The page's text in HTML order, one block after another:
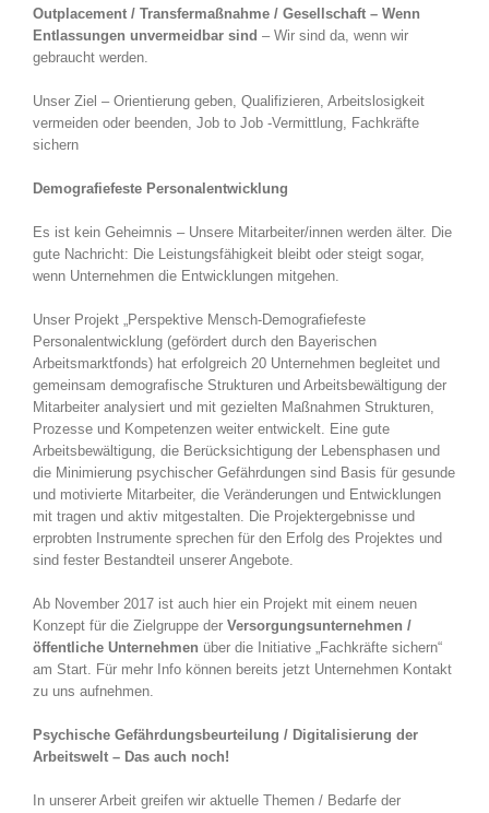
Outplacement / Transfermaßnahme / Gesellschaft – Wenn
Entlassungen unvermeidbar sind – Wir sind da, wenn wir
gebraucht werden.
Unser Ziel – Orientierung geben, Qualifizieren, Arbeitslosigkeit
vermeiden oder beenden, Job to Job -Vermittlung, Fachkräfte
sichern
Demografiefeste Personalentwicklung
Es ist kein Geheimnis – Unsere Mitarbeiter/innen werden älter. Die
gute Nachricht: Die Leistungsfähigkeit bleibt oder steigt sogar,
wenn Unternehmen die Entwicklungen mitgehen.
Unser Projekt „Perspektive Mensch-Demografiefeste
Personalentwicklung (gefördert durch den Bayerischen
Arbeitsmarktfonds) hat erfolgreich 20 Unternehmen begleitet und
gemeinsam demografische Strukturen und Arbeitsbewältigung der
Mitarbeiter analysiert und mit gezielten Maßnahmen Strukturen,
Prozesse und Kompetenzen weiter entwickelt. Eine gute
Arbeitsbewältigung, die Berücksichtigung der Lebensphasen und
die Minimierung psychischer Gefährdungen sind Basis für gesunde
und motivierte Mitarbeiter, die Veränderungen und Entwicklungen
mit tragen und aktiv mitgestalten. Die Projektergebnisse und
erprobten Instrumente sprechen für den Erfolg des Projektes und
sind fester Bestandteil unserer Angebote.
Ab November 2017 ist auch hier ein Projekt mit einem neuen
Konzept für die Zielgruppe der Versorgungsunternehmen /
öffentliche Unternehmen über die Initiative „Fachkräfte sichern“
am Start. Für mehr Info können bereits jetzt Unternehmen Kontakt
zu uns aufnehmen.
Psychische Gefährdungsbeurteilung / Digitalisierung der
Arbeitswelt – Das auch noch!
In unserer Arbeit greifen wir aktuelle Themen / Bedarfe der